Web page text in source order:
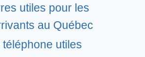
utiles pour les
au Québec
utiles